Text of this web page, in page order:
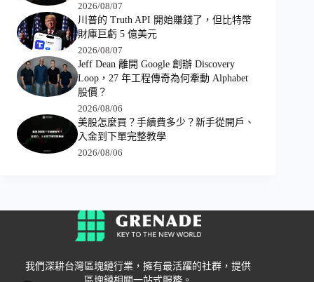
2026/08/07
川普的 Truth API 開始賺錢了，但比特幣
財庫巨虧 5 億美元
2026/08/07
Jeff Dean 離開 Google 創辦 Discovery
Loop，27 年工程傳奇為何牽動 Alphabet
股價？
2026/08/06
美股怎麼買？手續費多少？新手從開戶、
入金到下單完整教學
2026/08/06
我們深耕台灣區塊鏈行業，擁有最活躍的社群，提供